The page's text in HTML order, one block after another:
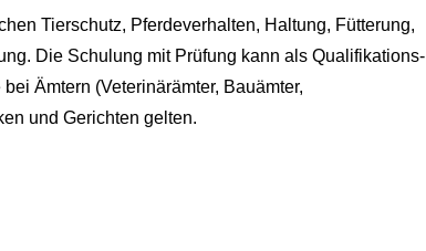
Tierschutz, Pferdeverhalten, Haltung, Fütterung,
Die Schulung mit Prüfung kann als Qualifikations-
Ämtern (Veterinärämter, Bauämter,
und Gerichten gelten.